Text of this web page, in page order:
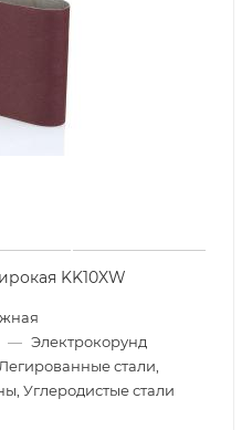
KK10XW
— Электрокорунд
Легированные стали,
Углеродистые стали